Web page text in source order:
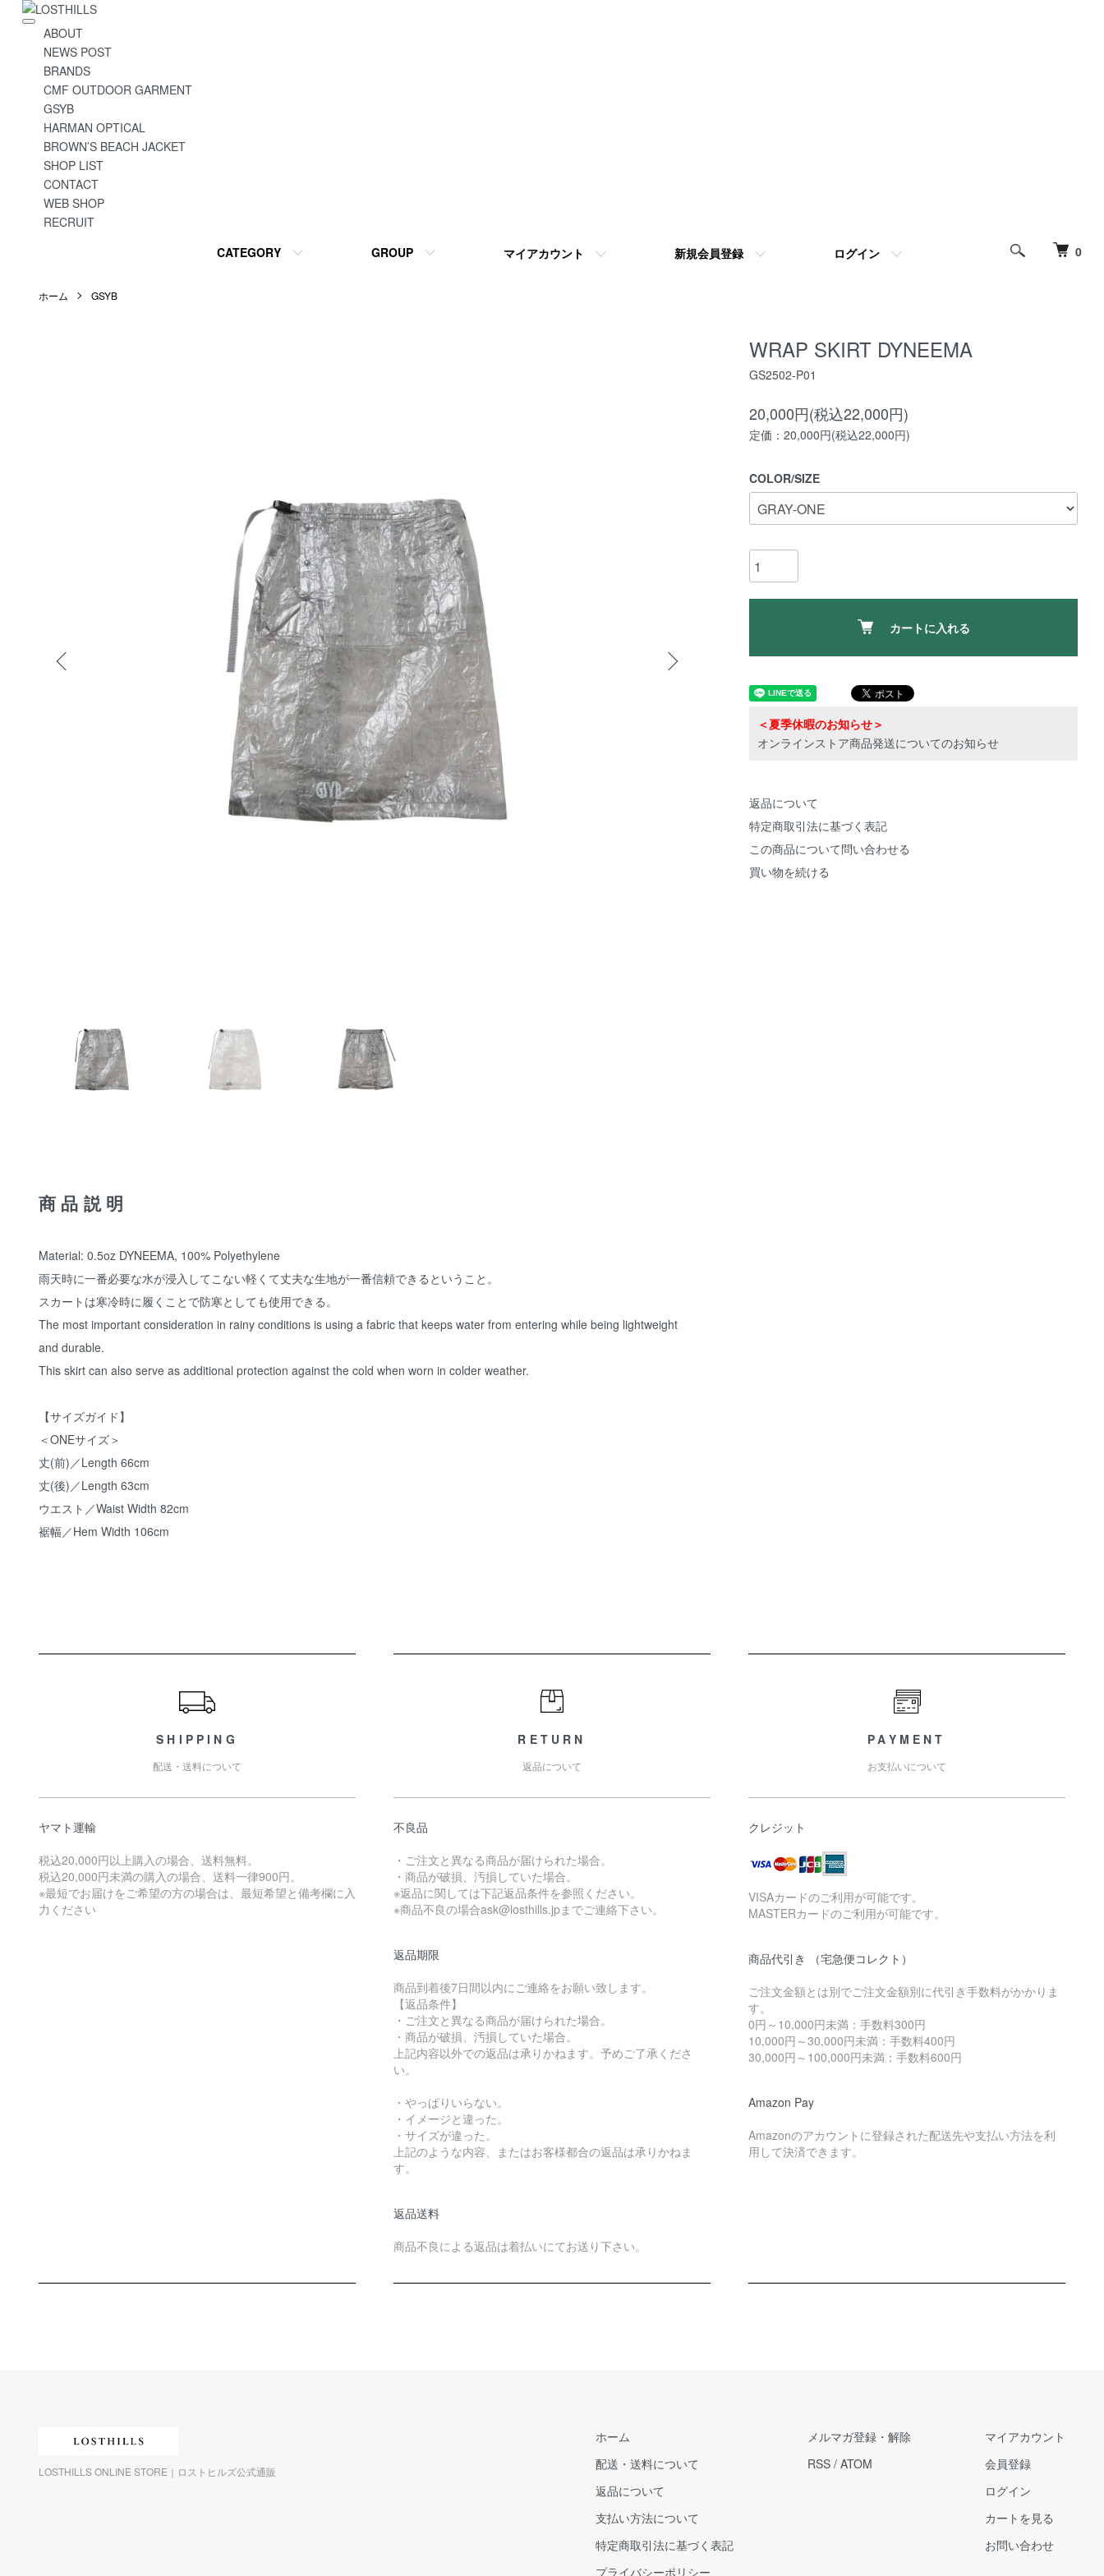
ABOUT
NEWS POST
BRANDS
CMF OUTDOOR GARMENT
GSYB
HARMAN OPTICAL
BROWN’S BEACH JACKET
SHOP LIST
CONTACT
WEB SHOP
RECRUIT
0
CATEGORY GROUP マイアカウント 新規会員登録 ログイン
ホーム GSYB
WRAP SKIRT DYNEEMA
GS2502-P01
20,000円(税込22,000円)
定価：20,000円(税込22,000円)
COLOR/SIZE
カートに入れる
＜夏季休暇のお知らせ＞
オンラインストア商品発送についてのお知らせ
返品について
特定商取引法に基づく表記
この商品について問い合わせる
買い物を続ける
商品説明
Material: 0.5oz DYNEEMA, 100% Polyethylene
雨天時に一番必要な水が浸入してこない軽くて丈夫な生地が一番信頼できるということ。
スカートは寒冷時に履くことで防寒としても使用できる。
The most important consideration in rainy conditions is using a fabric that keeps water from entering while being lightweight
and durable.
This skirt can also serve as additional protection against the cold when worn in colder weather.
【サイズガイド】
＜ONEサイズ＞
丈(前)／Length 66cm
丈(後)／Length 63cm
ウエスト／Waist Width 82cm
裾幅／Hem Width 106cm
SHIPPING
配送・送料について
ヤマト運輸
税込20,000円以上購入の場合、送料無料。
税込20,000円未満の購入の場合、送料一律900円。
※最短でお届けをご希望の方の場合は、最短希望と備考欄に入
力ください
RETURN
返品について
不良品
・ご注文と異なる商品が届けられた場合。
・商品が破損、汚損していた場合。
※返品に関しては下記返品条件を参照ください。
※商品不良の場合ask@losthills.jpまでご連絡下さい。
返品期限
商品到着後7日間以内にご連絡をお願い致します。
【返品条件】
・ご注文と異なる商品が届けられた場合。
・商品が破損、汚損していた場合。
上記内容以外での返品は承りかねます。予めご了承くださ
い。
・やっぱりいらない。
・イメージと違った。
・サイズが違った。
上記のような内容、またはお客様都合の返品は承りかねま
す。
返品送料
商品不良による返品は着払いにてお送り下さい。
PAYMENT
お支払いについて
クレジット
VISAカードのご利用が可能です。
MASTERカードのご利用が可能です。
商品代引き （宅急便コレクト）
ご注文金額とは別でご注文金額別に代引き手数料がかかりま
す。
0円～10,000円未満：手数料300円
10,000円～30,000円未満：手数料400円
30,000円～100,000円未満：手数料600円
Amazon Pay
Amazonのアカウントに登録された配送先や支払い方法を利
用して決済できます。
LOSTHILLS ONLINE STORE｜ロストヒルズ公式通販
ホーム
配送・送料について
返品について
支払い方法について
特定商取引法に基づく表記
プライバシーポリシー
メルマガ登録・解除
RSS / ATOM
マイアカウント
会員登録
ログイン
カートを見る
お問い合わせ